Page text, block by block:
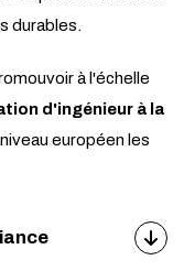
durables.
à l'échelle
d'ingénieur à la
européen les